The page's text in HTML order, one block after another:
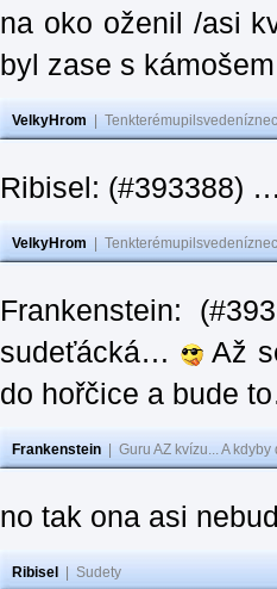
na oko oženil /asi
byl zase s
VelkyHrom
Ribisel: (#393388)
VelkyHrom
Frankenstein:
sudeťácká…
Až
do hořčice a bude
Frankenstein Guru AZ kvízu... A
no tak ona asi
Ribisel Sudety